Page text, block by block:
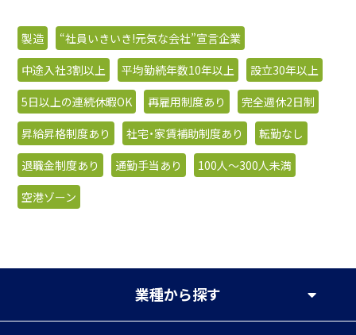
製造
“社員いきいき!元気な会社”宣言企業
中途入社3割以上
平均勤続年数10年以上
設立30年以上
5日以上の連続休暇OK
再雇用制度あり
完全週休2日制
昇給昇格制度あり
社宅・家賃補助制度あり
転勤なし
退職金制度あり
通勤手当あり
100人〜300人未満
空港ゾーン
業種から探す